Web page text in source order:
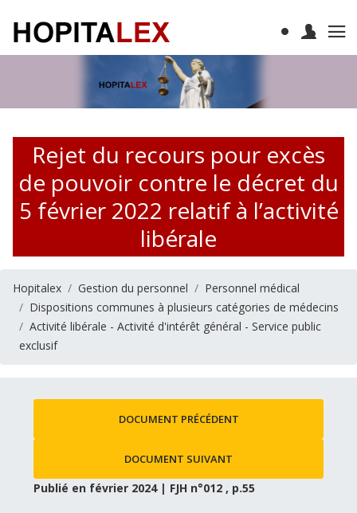
Rejet du recours pour excès
de pouvoir contre le décret du
5 février 2022 relatif à l’activité
libérale
Hopitalex Gestion du personnel
Personnel médical
Dispositions communes à plusieurs catégories de médecins
Activité libérale - Activité d'intérêt général - Service public
exclusif
DOCUMENT PRÉCÉDENT
DOCUMENT SUIVANT
Publié en février 2024 | FJH n°012 , p.55